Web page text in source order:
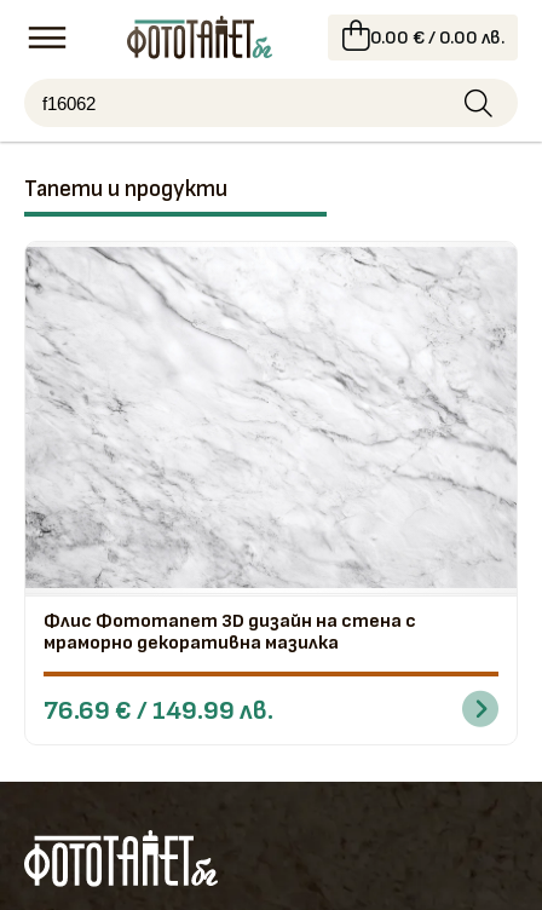
0.00 € / 0.00 лв.
Тапети и продукти
Флис Фототапет 3D дизайн на стена с
мраморно декоративна мазилка
76.69 € / 149.99 лв.